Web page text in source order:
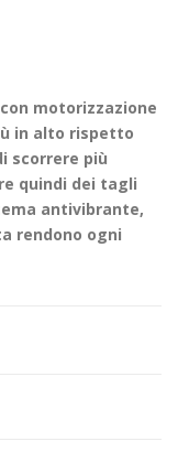
motorizzazione
in alto rispetto
scorrere più
quindi dei tagli
antivibrante,
rendono ogni